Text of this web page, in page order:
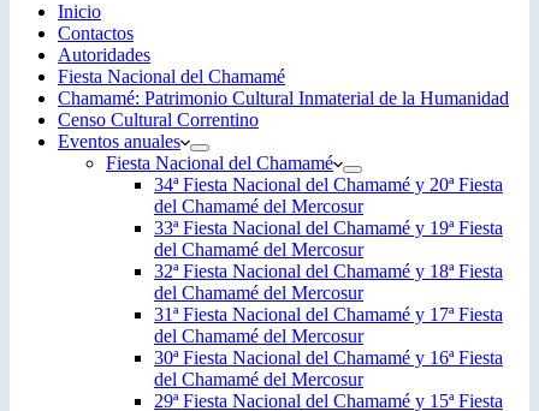
Inicio
Contactos
Autoridades
Fiesta Nacional del Chamamé
Chamamé: Patrimonio Cultural Inmaterial de la Humanidad
Censo Cultural Correntino
Eventos anuales
Fiesta Nacional del Chamamé
34ª Fiesta Nacional del Chamamé y 20ª Fiesta
del Chamamé del Mercosur
33ª Fiesta Nacional del Chamamé y 19ª Fiesta
del Chamamé del Mercosur
32ª Fiesta Nacional del Chamamé y 18ª Fiesta
del Chamamé del Mercosur
31ª Fiesta Nacional del Chamamé y 17ª Fiesta
del Chamamé del Mercosur
30ª Fiesta Nacional del Chamamé y 16ª Fiesta
del Chamamé del Mercosur
29ª Fiesta Nacional del Chamamé y 15ª Fiesta